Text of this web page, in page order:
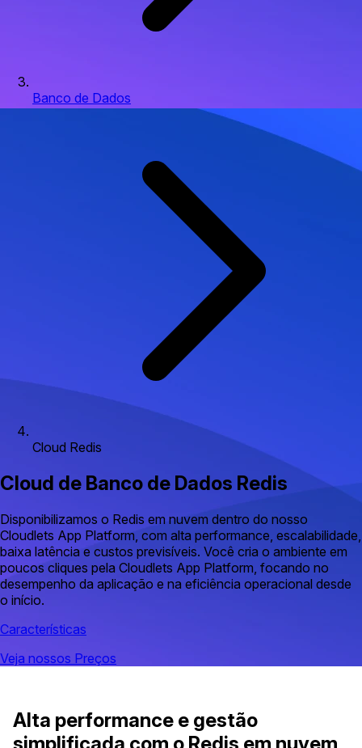
Banco de Dados
Cloud Redis
Cloud de Banco de Dados Redis
Disponibilizamos o Redis em nuvem dentro do nosso
Cloudlets App Platform, com alta performance, escalabilidade,
baixa latência e custos previsíveis. Você cria o ambiente em
poucos cliques pela Cloudlets App Platform, focando no
desempenho da aplicação e na eficiência operacional desde
o início.
Características
Veja nossos Preços
Alta performance e gestão